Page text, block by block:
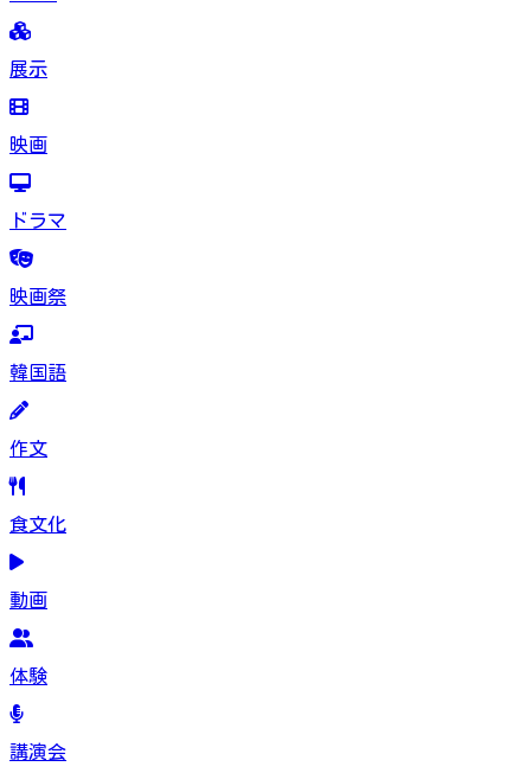
展示
映画
ドラマ
映画祭
韓国語
作文
食文化
動画
体験
講演会